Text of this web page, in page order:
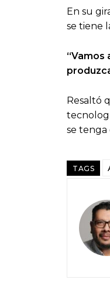
En su
se tiene
“Vamos
Resaltó
se tenga
TAGS